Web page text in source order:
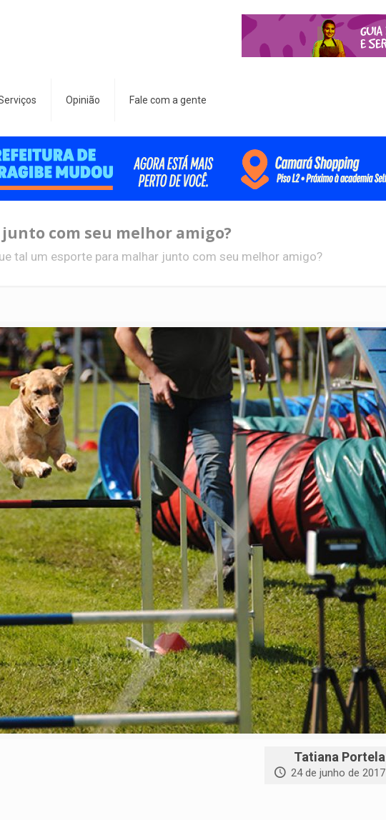
Opinião Fale com a gente
com seu melhor amigo?
tal um esporte para malhar junto com seu melhor amigo?
Tatiana Portela
24 de junho de 2017